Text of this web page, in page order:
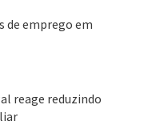
de emprego em
reage reduzindo